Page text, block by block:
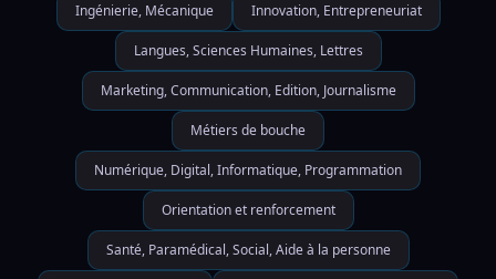
Ingénierie, Mécanique Innovation, Entrepreneuriat
Langues, Sciences Humaines, Lettres
Marketing, Communication, Edition, Journalisme
Métiers de bouche
Numérique, Digital, Informatique, Programmation
Orientation et renforcement
Santé, Paramédical, Social, Aide à la personne